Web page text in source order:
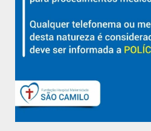
Vagas, além de suporte
encaminhados pelo SAMU e
Diagnóstico